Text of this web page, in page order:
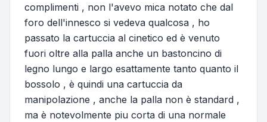
complimenti , non l'avevo mica notato che dal
foro dell'innesco si vedeva qualcosa , ho
passato la cartuccia al cinetico ed è venuto
fuori oltre alla palla anche un bastoncino di
legno lungo e largo esattamente tanto quanto il
bossolo , è quindi una cartuccia da
manipolazione , anche la palla non è standard ,
ma è notevolmente piu corta di una normale